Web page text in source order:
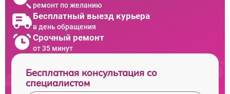
ремонт по желанию
Бесплатный выезд курьера
в день обращения
Срочный ремонт
от 35 минут
Бесплатная консультация со
специалистом